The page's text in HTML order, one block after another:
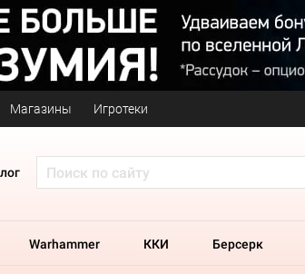
Магазины Игротеки
Warhammer ККИ Берсерк